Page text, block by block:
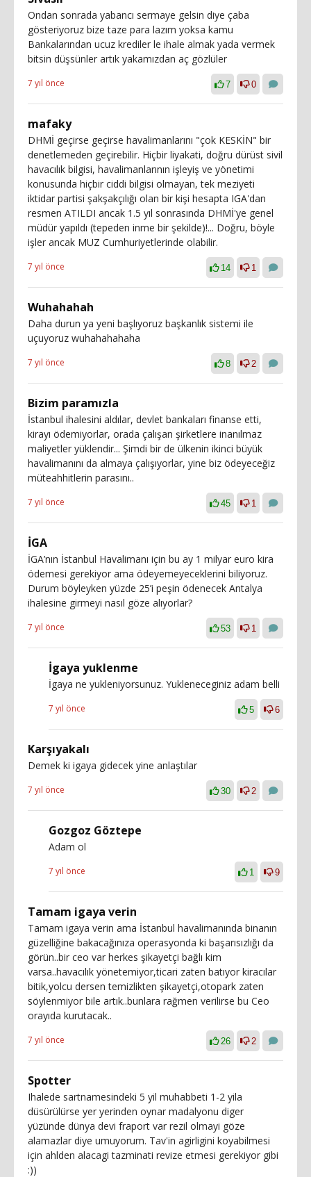
Ondan sonrada yabancı sermaye gelsin diye çaba
gösteriyoruz bize taze para lazım yoksa kamu
Bankalarından ucuz krediler le ihale almak yada vermek
bitsin düşsünler artık yakamızdan aç gözlüler
7 yıl önce 7 0
mafaky
DHMİ geçirse geçirse havalimanlarını "çok KESKİN" bir
denetlemeden geçirebilir. Hiçbir liyakati, doğru dürüst sivil
havacılık bilgisi, havalimanlarının işleyiş ve yönetimi
konusunda hiçbir ciddi bilgisi olmayan, tek meziyeti
iktidar partisi şakşakçılığı olan bir kişi hesapta IGA'dan
resmen ATILDI ancak 1.5 yıl sonrasında DHMİ'ye genel
müdür yapıldı (tepeden inme bir şekilde)!... Doğru, böyle
işler ancak MUZ Cumhuriyetlerinde olabilir.
7 yıl önce 14 1
Wuhahahah
Daha durun ya yeni başlıyoruz başkanlık sistemi ile
uçuyoruz wuhahahahaha
7 yıl önce 8 2
Bizim paramızla
İstanbul ihalesini aldılar, devlet bankaları finanse etti,
kirayı ödemiyorlar, orada çalışan şirketlere inanılmaz
maliyetler yüklendir... Şimdi bir de ülkenin ikinci büyük
havalimanını da almaya çalışıyorlar, yine biz ödeyeceğiz
müteahhitlerin parasını..
7 yıl önce 45 1
İGA
İGA’nın İstanbul Havalimanı için bu ay 1 milyar euro kira
ödemesi gerekiyor ama ödeyemeyeceklerini biliyoruz.
Durum böyleyken yüzde 25’i peşin ödenecek Antalya
ihalesine girmeyi nasıl göze alıyorlar?
7 yıl önce 53 1
İgaya yuklenme
İgaya ne yukleniyorsunuz. Yukleneceginiz adam belli
7 yıl önce 5 6
Karşıyakalı
Demek ki igaya gidecek yine anlaştılar
7 yıl önce 30 2
Gozgoz Göztepe
Adam ol
7 yıl önce 1 9
Tamam igaya verin
Tamam igaya verin ama İstanbul havalimanında binanın
güzelliğine bakacağınıza operasyonda ki başarısızlığı da
görün..bir ceo var herkes şikayetçi bağlı kim
varsa..havacılık yönetemiyor,ticari zaten batıyor kiracılar
bitik,yolcu dersen temizlikten şikayetçi,otopark zaten
söylenmiyor bile artık..bunlara rağmen verilirse bu Ceo
orayıda kurutacak..
7 yıl önce 26 2
Spotter
Ihalede sartnamesindeki 5 yil muhabbeti 1-2 yila
düsürülürse yer yerinden oynar madalyonu diger
yüzünde dünya devi fraport var rezil olmayi göze
alamazlar diye umuyorum. Tav'in agirligini koyabilmesi
için ahlden alacagi tazminati revize etmesi gerekiyor gibi
:))